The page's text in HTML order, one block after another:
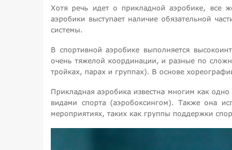
Хотя речь идет о прикладной аэробике, все
аэробики выступает наличие обязательной
системы.
В спортивной аэробике выполняется
очень тяжелой координации, и разные по
тройках, парах и группах). В основе
Прикладная аэробика известна многим как
видами спорта (аэробоксингом). Также она
мероприятиях, таких как группы поддержки